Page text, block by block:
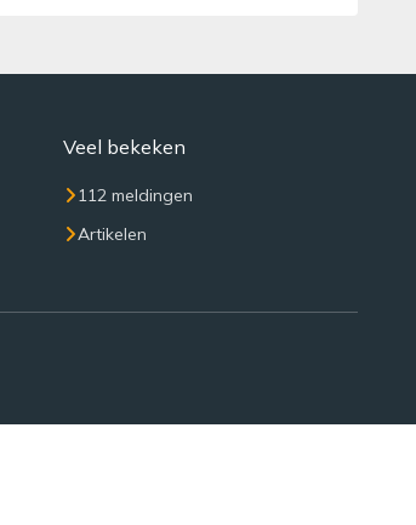
Veel bekeken
112 meldingen
Artikelen